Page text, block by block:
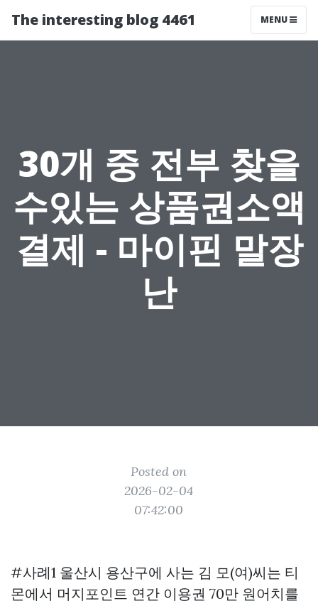
The interesting blog 4461 MENU
30개 중 전부 찾을
수있는 상품권소액
결제 - 마이핀 말장
난
Posted on
2026-02-04
07:42:00
#사례1 울산시 용산구에 사는 김 모(여)씨는 티
몬에서 머지포인트 연간 이용권 70만 원어치를